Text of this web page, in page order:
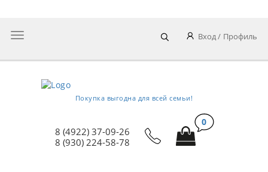
Вход Профиль
Главное
0
8 (4922) 37-09-26
8 (930) 224-58-78
Покупка выгодна для всей семьи!